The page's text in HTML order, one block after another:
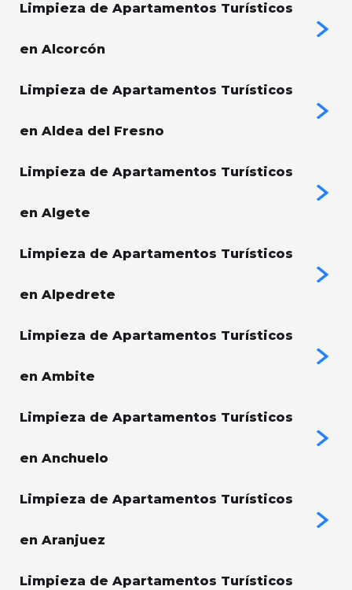
Limpieza de Apartamentos Turísticos
en Alcorcón
Limpieza de Apartamentos Turísticos
en Aldea del Fresno
Limpieza de Apartamentos Turísticos
en Algete
Limpieza de Apartamentos Turísticos
en Alpedrete
Limpieza de Apartamentos Turísticos
en Ambite
Limpieza de Apartamentos Turísticos
en Anchuelo
Limpieza de Apartamentos Turísticos
en Aranjuez
Limpieza de Apartamentos Turísticos